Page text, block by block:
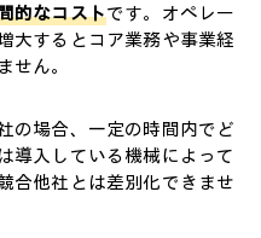
的なコストです。オペレー
大するとコア業務や事業経
せん。
の場合、一定の時間内でど
導入している機械によって
合他社とは差別化できませ